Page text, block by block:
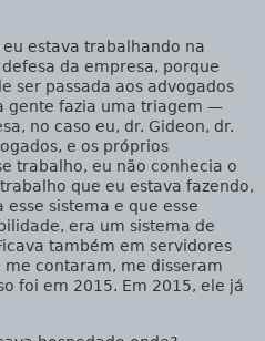
estava trabalhando na
da empresa, porque
ser passada aos advogados
gente fazia uma triagem —
no caso eu, dr. Gideon, dr.
e os próprios
trabalho, eu não conhecia o
que eu estava fazendo,
sistema e que esse
era um sistema de
também em servidores
me contaram, me disseram
foi em 2015. Em 2015, ele já